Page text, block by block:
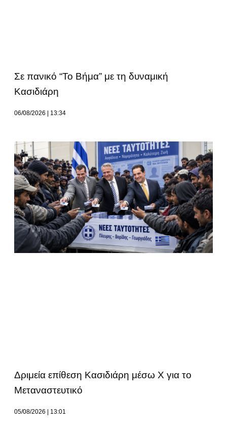
Σε πανικό “Το Βήμα” με τη δυναμική
Κασιδιάρη
06/08/2026 13:34
Δριμεία επίθεση Κασιδιάρη μέσω Χ για το
Μεταναστευτικό
05/08/2026 13:01